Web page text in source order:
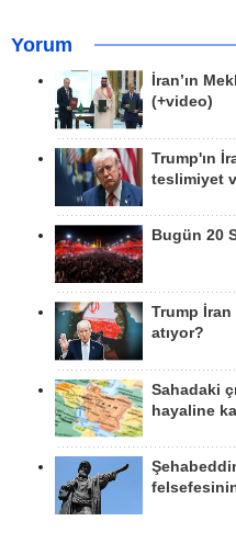
Yorum
İran’ın
(+video)
Trump'ın
teslimiyet
Bugün 20
Trump
atıyor?
Sahadaki
hayaline